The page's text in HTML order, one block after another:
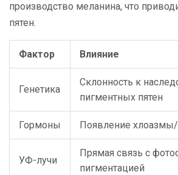
производство меланина, что
пятен.
Фактор Влияние
Генетика
Склонность к
пигментных пятен
Гормоны Появление
УФ-лучи
Прямая связь с
пигментацией